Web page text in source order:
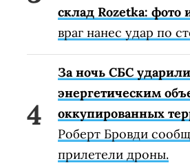
склад Rozetka: фото
враг нанес удар по
За ночь СБС
энергетическим
оккупированных
Роберт Бровди
прилетели дроны.